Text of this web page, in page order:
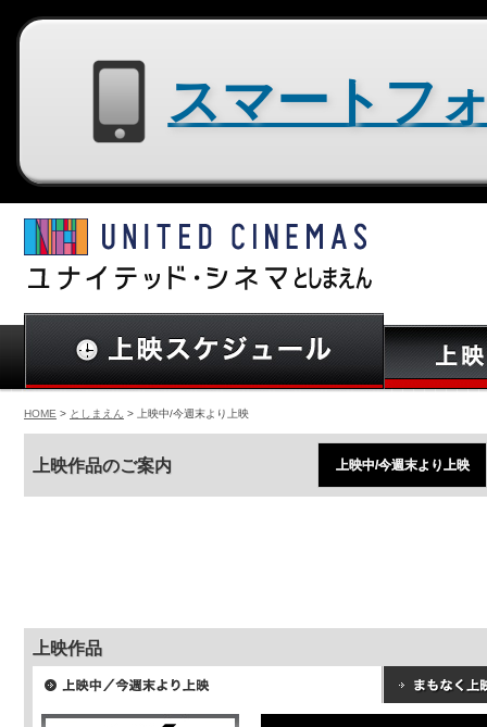
HOME > としまえん > 上映中/今週末より上映
上映作品のご案内 上映中/今週末より上映
上映作品